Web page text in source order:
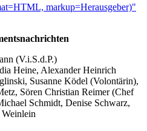
markup=Herausgeber)"
(V.i.S.d.P.)
Heine, Alexander Heinrich
Susanne Ködel (Volontärin),
Sören Christian Reimer (Chef
Schmidt, Denise Schwarz,